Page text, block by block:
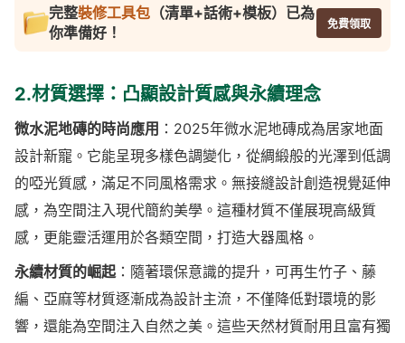
完整裝修工具包 （清單+話術+模板）已為
你準備好！
免費領取
2.材質選擇：凸顯設計質感與永續理念
微水泥地磚的時尚應用 ：2025年微水泥地磚成為居家地面
設計新寵。它能呈現多樣色調變化，從綢緞般的光澤到低調
的啞光質感，滿足不同風格需求。無接縫設計創造視覺延伸
感，為空間注入現代簡約美學。這種材質不僅展現高級質
感，更能靈活運用於各類空間，打造大器風格。
永續材質的崛起：隨著環保意識的提升，可再生竹子、藤
編、亞麻等材質逐漸成為設計主流，不僅降低對環境的影
響，還能為空間注入自然之美。這些天然材質耐用且富有獨